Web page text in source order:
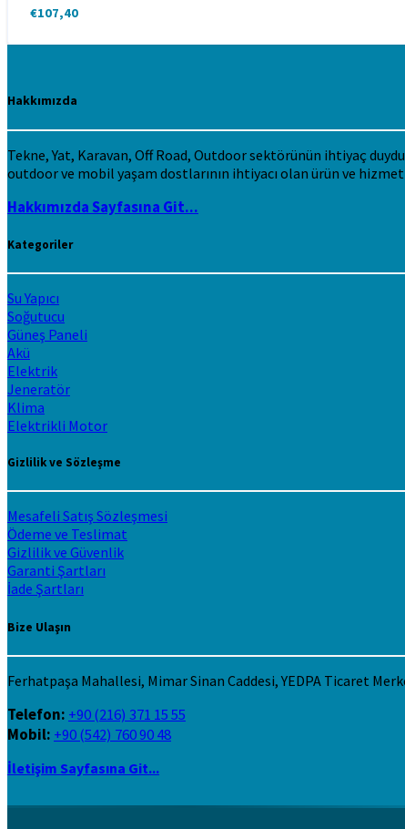
€107,40
Hakkımızda
Tekne, Yat, Karavan, Off Road, Outdoor sektörünün ihtiyaç
outdoor ve mobil yaşam dostlarının ihtiyacı olan ürün ve
Hakkımızda Sayfasına Git...
Kategoriler
Su Yapıcı
Soğutucu
Güneş Paneli
Akü
Elektrik
Jeneratör
Klima
Elektrikli Motor
Gizlilik ve Sözleşme
Mesafeli Satış Sözleşmesi
Ödeme ve Teslimat
Gizlilik ve Güvenlik
Garanti Şartları
İade Şartları
Bize Ulaşın
Ferhatpaşa Mahallesi, Mimar Sinan Caddesi, YEDPA Ticaret
Telefon: +90 (216) 371 15 55
Mobil: +90 (542) 760 90 48
İletişim Sayfasına Git...